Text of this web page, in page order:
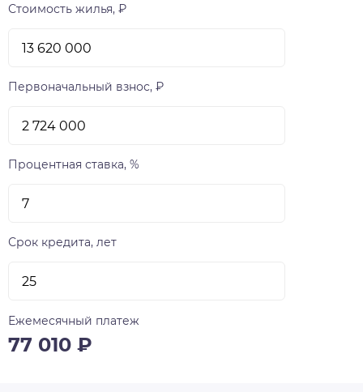
Стоимость жилья, ₽
Первоначальный взнос, ₽
Процентная ставка, %
Срок кредита, лет
Ежемесячный платеж
77 010 ₽